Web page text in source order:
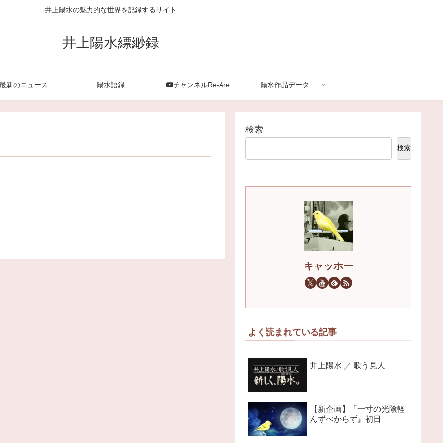
井上陽水の魅力的な世界を記録するサイト
井上陽水縹緲録
最新のニュース 陽水語録 チャンネルRe-Are 陽水作品データ
検索
検索
キャッホー
よく読まれている記事
井上陽水 ／ 歌う見人
【新企画】『一寸の光陰軽
んずべからず』初日